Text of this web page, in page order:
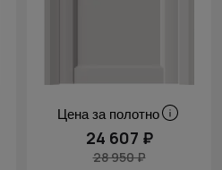
Цена за полотно
24 607 ₽
28 950 ₽